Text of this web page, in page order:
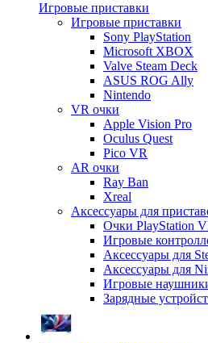
Игровые приставки
Игровые приставки
Sony PlayStation
Microsoft XBOX
Valve Steam Deck
ASUS ROG Ally
Nintendo
VR очки
Apple Vision Pro
Oculus Quest
Pico VR
AR очки
Ray Ban
Xreal
Аксессуары для
Очки PlayStation
Игровые
Аксессуары для
Аксессуары для
Игровые
Зарядные